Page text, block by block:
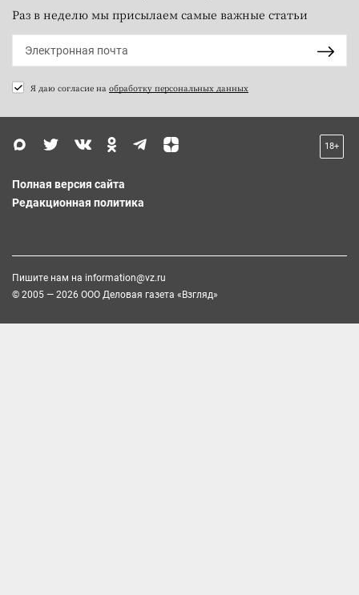
Раз в неделю мы присылаем самые важные статьи
Я даю согласие на обработку персональных данных
18+
Полная версия сайта
Редакционная политика
Пишите нам на information@vz.ru
© 2005 — 2026 ООО Деловая газета «Взгляд»